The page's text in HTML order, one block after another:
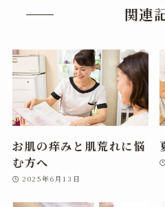
関連
お肌の痒みと肌荒れに悩
む方へ
2025年6月13日